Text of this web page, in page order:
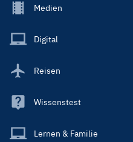
Footer
Main
Medien
Digital
Reisen
Wissenstest
Lernen & Familie